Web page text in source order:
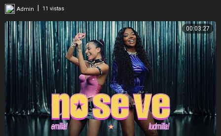
Admin 11 vistas
00:03:27